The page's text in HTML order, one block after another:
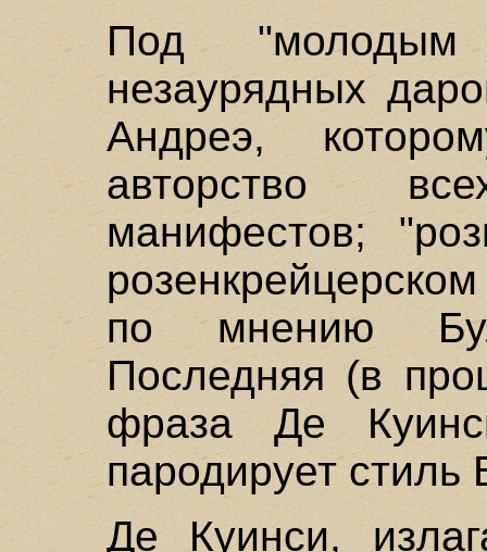
Под "молодым
незаурядных
Андреэ,
авторство
манифестов;
по мнению
Последняя (в
фраза Де
пародирует стиль
Де Куинси,